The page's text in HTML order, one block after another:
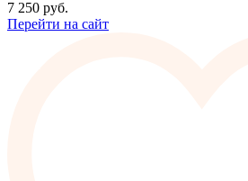
7 250 руб.
Перейти на сайт